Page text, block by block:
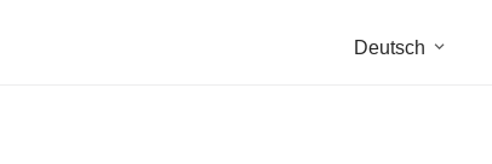
Deutsch